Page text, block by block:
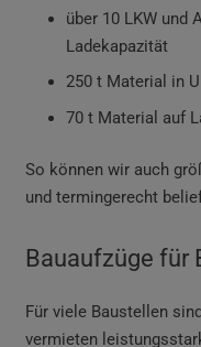
über 10 LKW und
Ladekapazität
250 t Material in
70 t Material auf
So können wir auch
und termingerecht
Bauaufzüge für
Für viele Baustellen
vermieten